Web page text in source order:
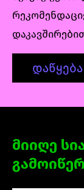
კამპანიის
საზომებს და
დაწყება
მიიღე